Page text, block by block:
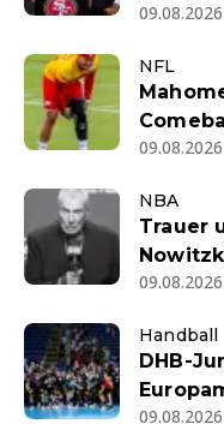
NFL
NBA
Trauer
Handball
DHB-